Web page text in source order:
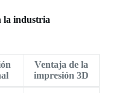
la industria
Ventaja de la
impresión 3D